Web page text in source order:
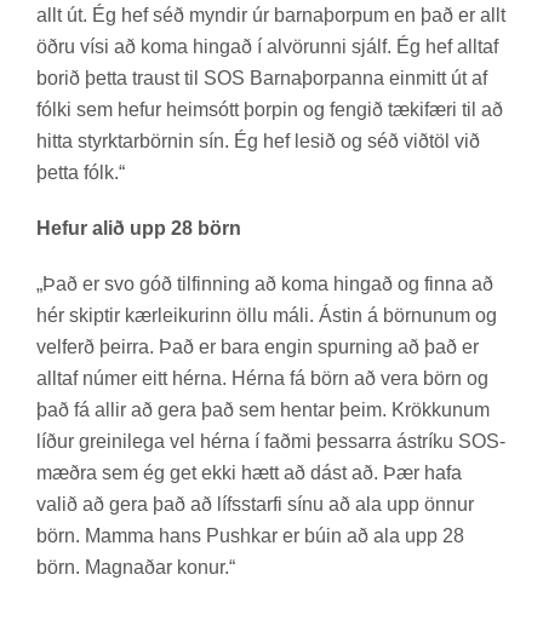
allt út. Ég hef séð mynd­ir úr barna­þorp­um en það er allt
öðru vísi að koma hing­að í al­vör­unni sjálf. Ég hef alltaf
bor­ið þetta traust til SOS Barna­þorp­anna ein­mitt út af
fólki sem hef­ur heim­sótt þorp­in og feng­ið tæki­færi til að
hitta styrkt­ar­börn­in sín. Ég hef les­ið og séð við­töl við
þetta fólk.“
Hefur alið upp 28 börn
„Það er svo góð til­finn­ing að koma hing­að og finna að
hér skipt­ir kær­leik­ur­inn öllu máli. Ást­in á börn­un­um og
vel­ferð þeirra. Það er bara eng­in spurn­ing að það er
alltaf núm­er eitt hérna. Hérna fá börn að vera börn og
það fá all­ir að gera það sem hent­ar þeim. Krökk­un­um
líð­ur greini­lega vel hérna í faðmi þessarra ást­ríku SOS-
mæðra sem ég get ekki hætt að dást að. Þær hafa
val­ið að gera það að lífs­starfi sínu að ala upp önn­ur
börn. Mamma hans Pus­hk­ar er búin að ala upp 28
börn. Magn­að­ar kon­ur.“